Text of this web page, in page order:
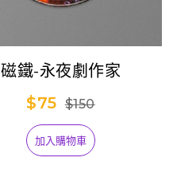
磁鐵-永夜劇作家
$75 $150
加入購物車